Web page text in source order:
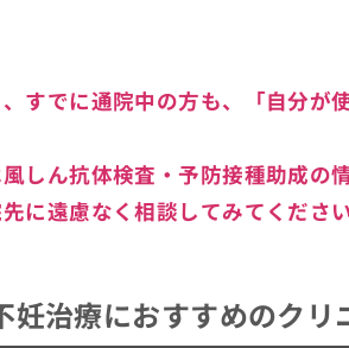
すでに通院中の方も、 「自分が
しん抗体検査・予防接種助成の
に遠慮なく相談してみてください
妊治療におすすめのクリ